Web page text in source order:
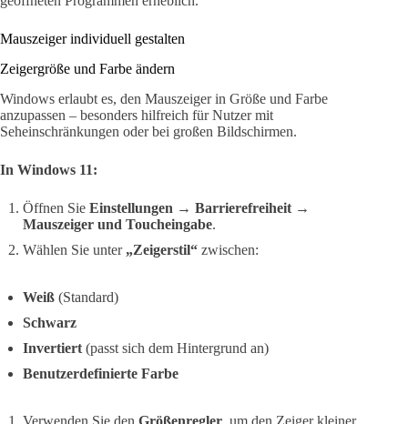
Mauszeiger individuell gestalten
Zeigergröße und Farbe ändern
Windows erlaubt es, den Mauszeiger in Größe und Farbe
anzupassen – besonders hilfreich für Nutzer mit
Seheinschränkungen oder bei großen Bildschirmen.
In Windows 11:
Öffnen Sie Einstellungen → Barrierefreiheit →
Mauszeiger und Toucheingabe.
Wählen Sie unter „Zeigerstil“ zwischen:
Weiß (Standard)
Schwarz
Invertiert (passt sich dem Hintergrund an)
Benutzerdefinierte Farbe
Verwenden Sie den Größenregler, um den Zeiger kleiner